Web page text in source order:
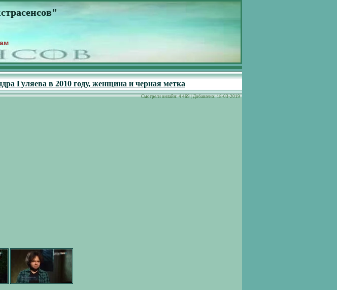
Гуляева в 2010 году, женщина и черная метка
Cмотрели онлайн: 4 469 | Добавлено: 18-03-2019